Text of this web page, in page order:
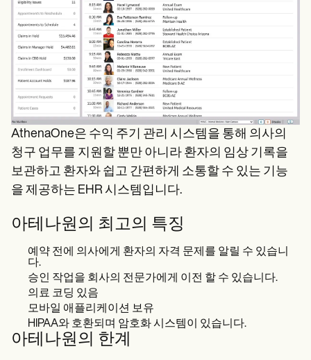
AthenaOne은 수익 주기 관리 시스템을 통해 의사의
청구 업무를 지원할 뿐만 아니라 환자의 임상 기록을
보관하고 환자와 쉽고 간편하게 소통할 수 있는 기능
을 제공하는 EHR 시스템입니다.
아테나원의 최고의 특징
예약 전에 의사에게 환자의 자격 문제를 알릴 수 있습니
다.
승인 작업을 회사의 전문가에게 이전 할 수 있습니다.
의료 코딩 있음
모바일 애플리케이션 보유
HIPAA와 호환되며 암호화 시스템이 있습니다.
아테나원의 한계